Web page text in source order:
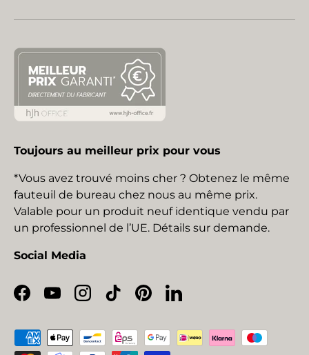
Toujours au meilleur prix pour vous
*Vous avez trouvé moins cher ? Obtenez le même
fauteuil de bureau chez nous au même prix.
Valable pour un produit neuf identique vendu par
un professionnel de l’UE. Détails sur demande.
Social Media
Facebook
YouTubeInstagram
TikTokPinterestLinkedIn
Moyens de paiement acceptés